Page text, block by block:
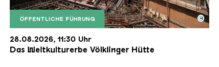
ÖFFENTLICHE FÜHRUNG
Der Erzschrägaufzug der Völklinger Hütte mit
Copyright: Weltkulturerbe Völklinger Hütte | Karl
©
28.08.2026, 11:30 Uhr
Das Weltkulturerbe Völklinger Hütte